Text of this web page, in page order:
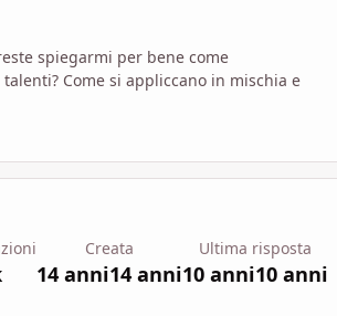
spiegarmi per bene come
Come si appliccano in mischia e
Creata
14 anni14 anni
Ultima risposta
10 anni10 anni